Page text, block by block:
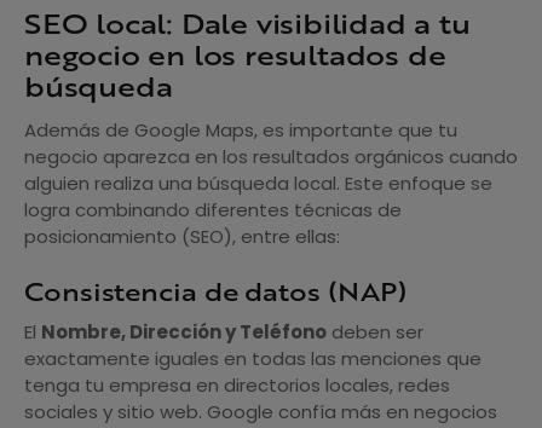
SEO local: Dale visibilidad a tu
negocio en los resultados de
búsqueda
Además de Google Maps, es importante que tu
negocio aparezca en los resultados orgánicos cuando
alguien realiza una búsqueda local. Este enfoque se
logra combinando diferentes técnicas de
posicionamiento (SEO), entre ellas:
Consistencia de datos (NAP)
El Nombre, Dirección y Teléfono deben ser
exactamente iguales en todas las menciones que
tenga tu empresa en directorios locales, redes
sociales y sitio web. Google confía más en negocios